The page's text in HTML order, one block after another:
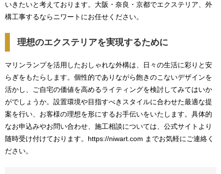
いきたいと考えております。大阪・奈良・京都でエクステリア、外
構工事するならニワートにお任せください。
理想のエクステリアを実現するために
マリンランプを活用したおしゃれな外構は、日々の生活に彩りと安
らぎをもたらします。個性的でありながら飽きのこないデザインを
活かし、ご自宅の価値を高めるライティングを検討してみてはいか
がでしょうか。設置環境や目指すべきスタイルに合わせた最適な提
案を行い、お客様の理想を形にするお手伝いをいたします。具体的
なお申込みやお問い合わせ、施工相談については、公式サイトより
随時受け付けております。https://niwart.com までお気軽にご連絡く
ださい。